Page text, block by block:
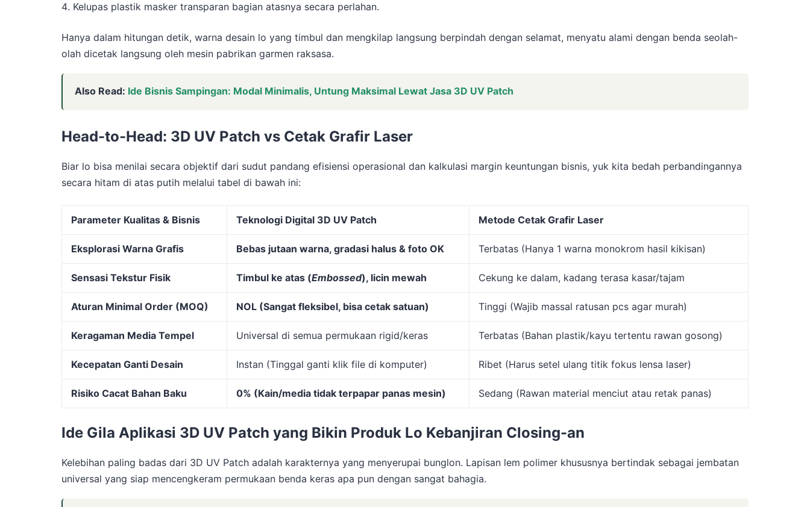
Kelupas plastik masker transparan bagian atasnya secara perlahan.
Hanya dalam hitungan detik, warna desain lo yang timbul dan mengkilap langsung berpindah dengan selamat, menyatu alami dengan benda seolah-
olah dicetak langsung oleh mesin pabrikan garmen raksasa.
Also Read: Ide Bisnis Sampingan: Modal Minimalis, Untung Maksimal Lewat Jasa 3D UV Patch
Head-to-Head: 3D UV Patch vs Cetak Grafir Laser
Biar lo bisa menilai secara objektif dari sudut pandang efisiensi operasional dan kalkulasi margin keuntungan bisnis, yuk kita bedah perbandingannya
secara hitam di atas putih melalui tabel di bawah ini:
Parameter Kualitas & Bisnis Teknologi Digital 3D UV Patch Metode Cetak Grafir Laser
Eksplorasi Warna Grafis Bebas jutaan warna, gradasi halus & foto OK Terbatas (Hanya 1 warna monokrom hasil kikisan)
Sensasi Tekstur Fisik Timbul ke atas (Embossed), licin mewah Cekung ke dalam, kadang terasa kasar/tajam
Aturan Minimal Order (MOQ) NOL (Sangat fleksibel, bisa cetak satuan) Tinggi (Wajib massal ratusan pcs agar murah)
Keragaman Media Tempel Universal di semua permukaan rigid/keras Terbatas (Bahan plastik/kayu tertentu rawan gosong)
Kecepatan Ganti Desain Instan (Tinggal ganti klik file di komputer) Ribet (Harus setel ulang titik fokus lensa laser)
Risiko Cacat Bahan Baku 0% (Kain/media tidak terpapar panas mesin) Sedang (Rawan material menciut atau retak panas)
Ide Gila Aplikasi 3D UV Patch yang Bikin Produk Lo Kebanjiran Closing-an
Kelebihan paling badas dari 3D UV Patch adalah karakternya yang menyerupai bunglon. Lapisan lem polimer khususnya bertindak sebagai jembatan
universal yang siap mencengkeram permukaan benda keras apa pun dengan sangat bahagia.